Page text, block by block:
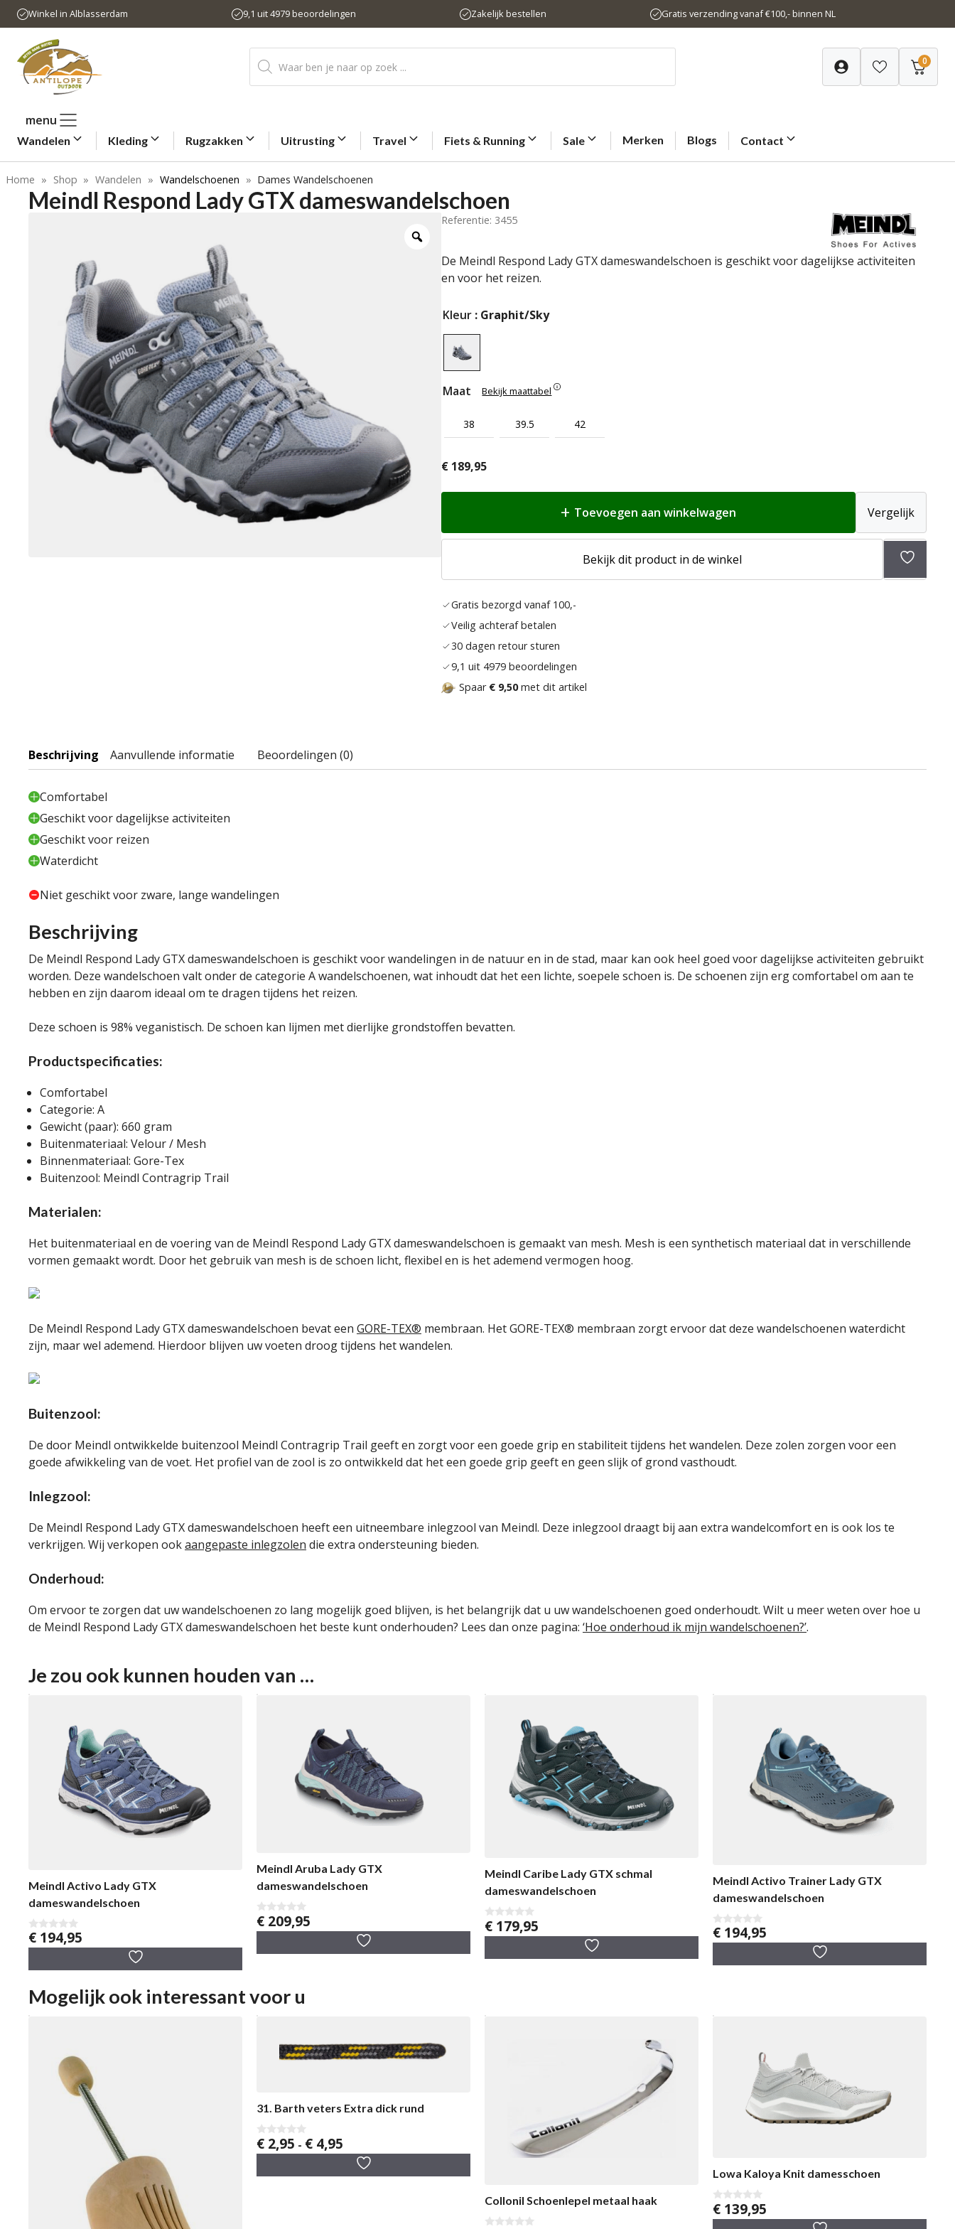
naar
inhoud
Winkel in Alblasserdam 9,1 uit 4979 beoordelingen Zakelijk bestellen Gratis verzending vanaf €100,- binnen NL
Producten
zoeken 0
menu
Wandelen Kleding Rugzakken Uitrusting Travel Fiets & Running Sale Merken Blogs Contact
Home » Shop » Wandelen » Wandelschoenen » Dames Wandelschoenen
Meindl Respond Lady GTX dameswandelschoen
Referentie: 3455
De Meindl Respond Lady GTX dameswandelschoen is geschikt voor dagelijkse activiteiten
en voor het reizen.
Kleur : Graphit/Sky
Maat Bekijk maattabel
38 39.5 42
€ 189,95
Toevoegen aan winkelwagen Vergelijk
Bekijk dit product in de winkel
Gratis bezorgd vanaf 100,-
Veilig achteraf betalen
30 dagen retour sturen
9,1 uit 4979 beoordelingen
Spaar € 9,50met dit artikel
Beschrijving Aanvullende informatie Beoordelingen (0)
Comfortabel
Geschikt voor dagelijkse activiteiten
Geschikt voor reizen
Waterdicht
Niet geschikt voor zware, lange wandelingen
Beschrijving
De Meindl Respond Lady GTX dameswandelschoen is geschikt voor wandelingen in de natuur en in de stad, maar kan ook heel goed voor dagelijkse activiteiten gebruikt
worden. Deze wandelschoen valt onder de categorie A wandelschoenen, wat inhoudt dat het een lichte, soepele schoen is. De schoenen zijn erg comfortabel om aan te
hebben en zijn daarom ideaal om te dragen tijdens het reizen.
Deze schoen is 98% veganistisch. De schoen kan lijmen met dierlijke grondstoffen bevatten.
Productspecificaties:
Comfortabel
Categorie: A
Gewicht (paar): 660 gram
Buitenmateriaal: Velour / Mesh
Binnenmateriaal: Gore-Tex
Buitenzool: Meindl Contragrip Trail
Materialen:
Het buitenmateriaal en de voering van de Meindl Respond Lady GTX dameswandelschoen is gemaakt van mesh. Mesh is een synthetisch materiaal dat in verschillende
vormen gemaakt wordt. Door het gebruik van mesh is de schoen licht, flexibel en is het ademend vermogen hoog.
De Meindl Respond Lady GTX dameswandelschoen bevat een GORE-TEX® membraan. Het GORE-TEX® membraan zorgt ervoor dat deze wandelschoenen waterdicht
zijn, maar wel ademend. Hierdoor blijven uw voeten droog tijdens het wandelen.
Buitenzool:
De door Meindl ontwikkelde buitenzool Meindl Contragrip Trail geeft en zorgt voor een goede grip en stabiliteit tijdens het wandelen. Deze zolen zorgen voor een
goede afwikkeling van de voet. Het profiel van de zool is zo ontwikkeld dat het een goede grip geeft en geen slijk of grond vasthoudt.
Inlegzool:
De Meindl Respond Lady GTX dameswandelschoen heeft een uitneembare inlegzool van Meindl. Deze inlegzool draagt bij aan extra wandelcomfort en is ook los te
verkrijgen. Wij verkopen ookaangepaste inlegzolen die extra ondersteuning bieden.
Onderhoud:
Om ervoor te zorgen dat uw wandelschoenen zo lang mogelijk goed blijven, is het belangrijk dat u uw wandelschoenen goed onderhoudt. Wilt u meer weten over hoe u
de Meindl Respond Lady GTX dameswandelschoen het beste kunt onderhouden? Lees dan onze pagina: ‘Hoe onderhoud ik mijn wandelschoenen?’.
Je zou ook kunnen houden van …
Meindl Activo Lady GTX
dameswandelschoen
0
v
€ 194,95
Meindl Aruba Lady GTX
dameswandelschoen
0
v
5
€ 209,95
Meindl Caribe Lady GTX schmal
dameswandelschoen
0
v
5
€ 179,95
Meindl Activo Trainer Lady GTX
dameswandelschoen
0
v
€ 194,95
Mogelijk ook interessant voor u
31. Barth veters Extra dick rund
0
v
5
€ 2,95 - € 4,95
€ 2,95
tot
Collonil Schoenlepel metaal haak
Lowa Kaloya Knit damesschoen
0
v
€ 139,95